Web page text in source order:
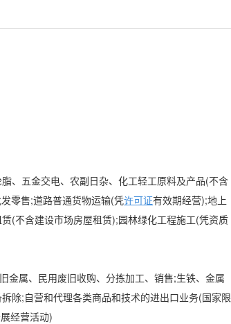
、五金交电、农副日杂、化工轻工原料及产品(不含
零售;道路普通货物运输(凭许可证有效期经营);地上
(不含建设市场房屋租赁);园林绿化工程施工(凭资质
金属、民用废旧收购、分拣加工、销售;生铁、金属
除;自营和代理各类商品和技术的进出口业务(国家限
经营活动)